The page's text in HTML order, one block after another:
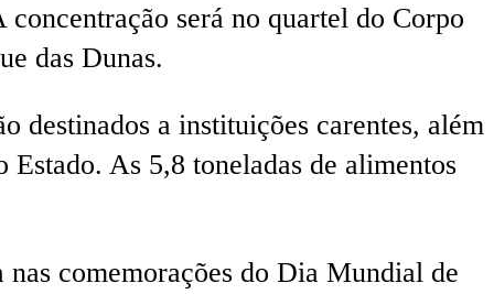
será no quartel do Corpo
das Dunas.
destinados a instituições carentes, além
Estado. As 5,8 toneladas de alimentos
comemorações do Dia Mundial de